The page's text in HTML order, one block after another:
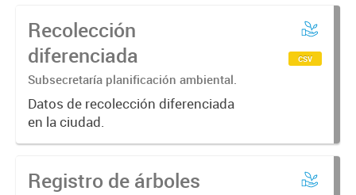
Recolección
diferenciada
Subsecretaría planificación ambiental.
Datos de recolección diferenciada
en la ciudad.
csv
Registro de árboles